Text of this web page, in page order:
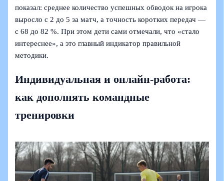
показал: среднее количество успешных обводок на игрока
выросло с 2 до 5 за матч, а точность коротких передач —
с 68 до 82 %. При этом дети сами отмечали, что «стало
интереснее», а это главный индикатор правильной
методики.
Индивидуальная и онлайн‑работа:
как дополнять командные
тренировки